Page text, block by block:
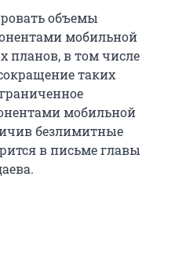
объемы
мобильной
планов, в том числе
таких
мобильной
безлимитные
в письме главы